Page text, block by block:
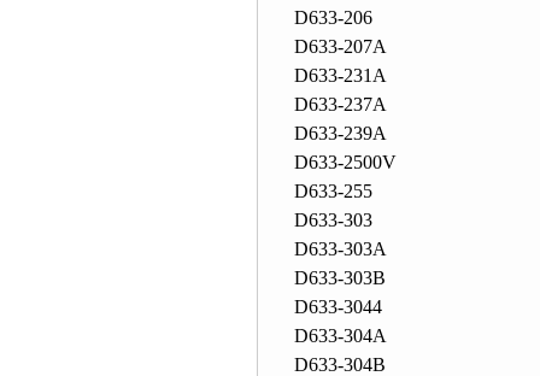
D633-206
D633-207A
D633-231A
D633-237A
D633-239A
D633-2500V
D633-255
D633-303
D633-303A
D633-303B
D633-3044
D633-304A
D633-304B